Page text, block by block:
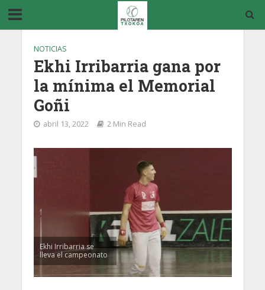
NOTICIAS
Ekhi Irribarria gana por
la mínima el Memorial
Goñi
abril 13, 2022 2 Min Read
Ekhi Irribarria se
lleva el campeonato